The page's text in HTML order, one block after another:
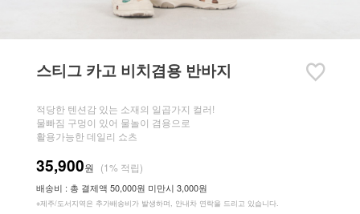
스티그 카고 비치겸용 반바지
적당한 텐션감 있는 소재의 일곱가지 컬러!
물빠짐 구멍이 있어 물놀이 겸용으로
활용가능한 데일리 쇼츠
35,900원 (1% 적립)
배송비 : 총 결제액 50,000원 미만시 3,000원
※제주/도서지역은 추가배송비가 발생하며, 안내차 연락을 드리고 있습니다.